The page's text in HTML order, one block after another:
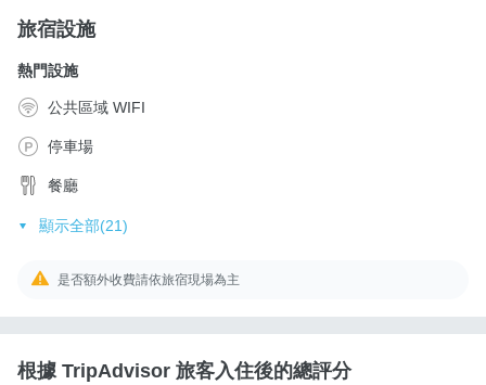
旅宿設施
熱門設施
公共區域 WIFI
停車場
餐廳
顯示全部(21)
是否額外收費請依旅宿現場為主
根據 TripAdvisor 旅客入住後的總評分